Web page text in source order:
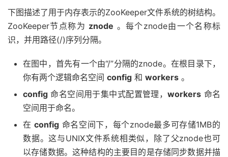
下图描述了用于内存表示的ZooKeeper文件系统的树结构。
ZooKeeper节点称为 znode 。每个znode由一个名称标
识，并用路径(/)序列分隔。
在图中，首先有一个由“/”分隔的znode。在根目录下，
你有两个逻辑命名空间 config 和 workers 。
config 命名空间用于集中式配置管理，workers 命名
空间用于命名。
在config 命名空间下，每个znode最多可存储1MB的
数据。这与UNIX文件系统相类似，除了父znode也可
以存储数据。这种结构的主要目的是存储同步数据并描